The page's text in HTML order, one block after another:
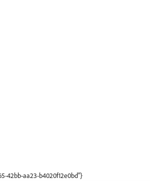
42bb-aa23-b4020f12e0bd"}